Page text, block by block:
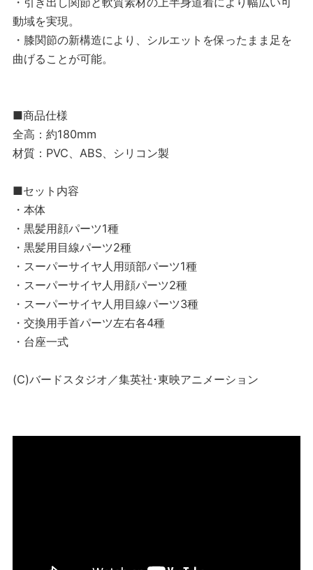
動域を実現。
・膝関節の新構造により、シルエットを保ったまま足を
曲げることが可能。
■商品仕様
全高：約180mm
材質：PVC、ABS、シリコン製
■セット内容
・本体
・黒髪用顔パーツ1種
・黒髪用目線パーツ2種
・スーパーサイヤ人用頭部パーツ1種
・スーパーサイヤ人用顔パーツ2種
・スーパーサイヤ人用目線パーツ3種
・交換用手首パーツ左右各4種
・台座一式
(C)バードスタジオ／集英社･東映アニメーション